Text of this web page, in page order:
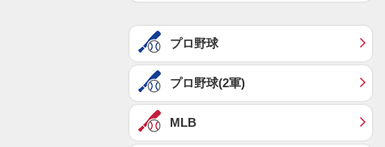
プロ野球
プロ野球(2軍)
MLB